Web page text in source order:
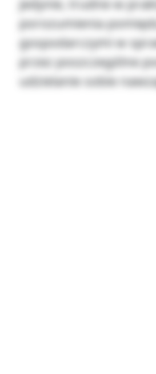
jedynie, trudne w
porozumienia
gospodarczymi w
przez poszczególne
udzielanie sobie